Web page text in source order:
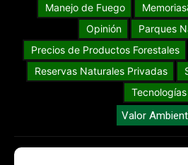
Manejo de Fuego
Opinión
Parques
Precios de Productos Forestales
Reservas Naturales Privadas
Tecnologías
Valor